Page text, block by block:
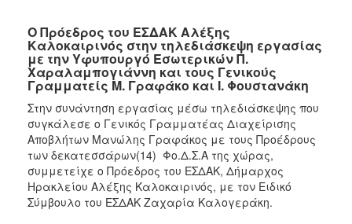
ΠΟΛΙΤΙΣΜΟΣ
ΑΝΘΕΚΤΙΚΗ
ΠΟΛΗ
Ο Πρόεδρος του ΕΣΔΑΚ Αλέξης
Καλοκαιρινός στην τηλεδιάσκεψη εργασίας
με την Υφυπουργό Εσωτερικών Π.
Χαραλαμπογιάννη και τους Γενικούς
Γραμματείς Μ. Γραφάκο και Ι. Φουστανάκη
Στην συνάντηση εργασίας μέσω τηλεδιάσκεψης που
συγκάλεσε ο Γενικός Γραμματέας Διαχείρισης
Αποβλήτων Μανώλης Γραφάκος με τους Προέδρους
των δεκατεσσάρων(14) Φο.Δ.Σ.Α της χώρας,
συμμετείχε ο Πρόεδρος του ΕΣΔΑΚ, Δήμαρχος
Ηρακλείου Αλέξης Καλοκαιρινός, με τον Ειδικό
Σύμβουλο του ΕΣΔΑΚ Ζαχαρία Καλογεράκη.